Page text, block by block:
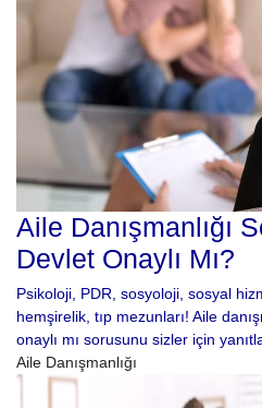
Aile Danışmanlığı
Devlet Onaylı Mı?
Psikoloji, PDR, sosyoloji, sosyal
hemşirelik, tıp mezunları! Aile
onaylı mı sorusunu sizler için
Aile Danışmanlığı